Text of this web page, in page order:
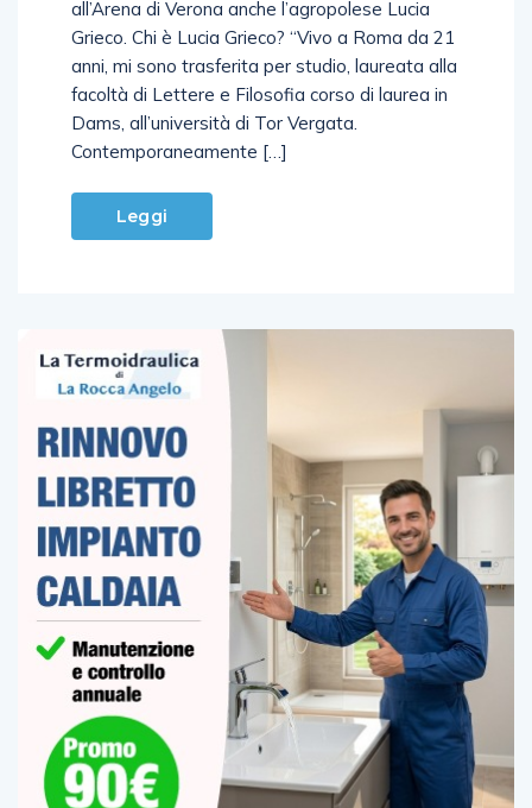
all’Aida, la prima della nuova stagione lirica
all’Arena di Verona anche l’agropolese Lucia
Grieco. Chi è Lucia Grieco? “Vivo a Roma da 21
anni, mi sono trasferita per studio, laureata alla
facoltà di Lettere e Filosofia corso di laurea in
Dams, all’università di Tor Vergata.
Leggi